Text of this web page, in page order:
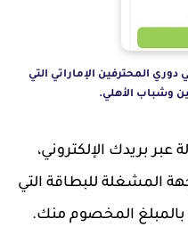
المحترفين الإماراتي التي
وشباب الأهلي.
بريدك الإلكتروني،
المشغلة للبطاقة التي
المخصوم منك.